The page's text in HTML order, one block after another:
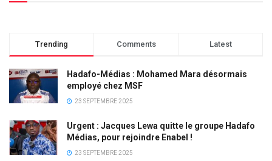
Trending Comments Latest
Hadafo-Médias : Mohamed Mara désormais
employé chez MSF
23 SEPTEMBRE 2025
Urgent : Jacques Lewa quitte le groupe Hadafo
Médias, pour rejoindre Enabel !
23 SEPTEMBRE 2025